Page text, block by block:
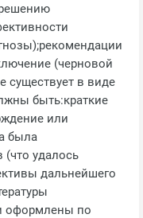
(черновой
существует в виде
быть:краткие
или
была
(что удалось
дальнейшего
оформлены по